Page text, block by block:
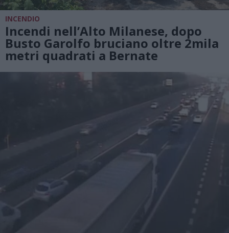
INCENDIO
Incendi nell’Alto Milanese, dopo
Busto Garolfo bruciano oltre 2mila
metri quadrati a Bernate